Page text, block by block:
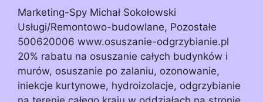
Marketing-Spy Michał Sokołowski
Usługi/Remontowo-budowlane, Pozostałe
500620006 www.osuszanie-odgrzybianie.pl
20% rabatu na osuszanie całych budynków i
murów, osuszanie po zalaniu, ozonowanie,
iniekcje kurtynowe, hydroizolacje, odgrzybianie